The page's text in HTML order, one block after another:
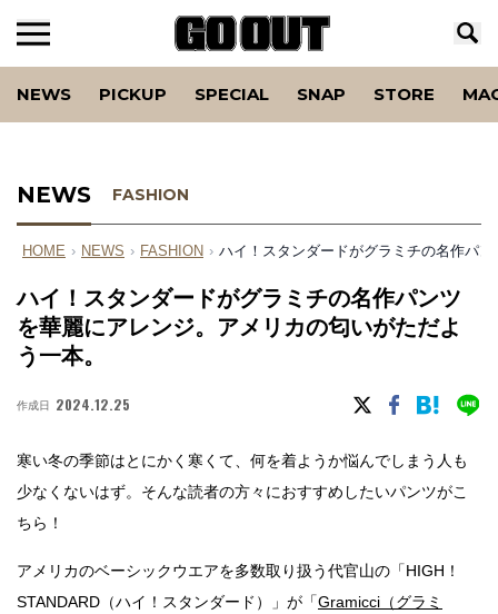
NEWS PICKUP SPECIAL SNAP STORE
NEWS FASHION
HOME › NEWS › FASHION › ハイ！スタンダードがグラミチの名作パ
ハイ！スタンダードがグラミチの名作パンツ
を華麗にアレンジ。アメリカの匂いがただよ
う一本。
作成日 2024.12.25
寒い冬の季節はとにかく寒くて、何を着ようか悩んでしまう人も
少なくないはず。そんな読者の方々におすすめしたいパンツがこ
ちら！
アメリカのベーシックウエアを多数取り扱う代官山の「HIGH！
STANDARD（ハイ！スタンダード）」が「Gramicci（グラミ